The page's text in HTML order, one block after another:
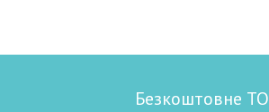
Безкоштовне ТО